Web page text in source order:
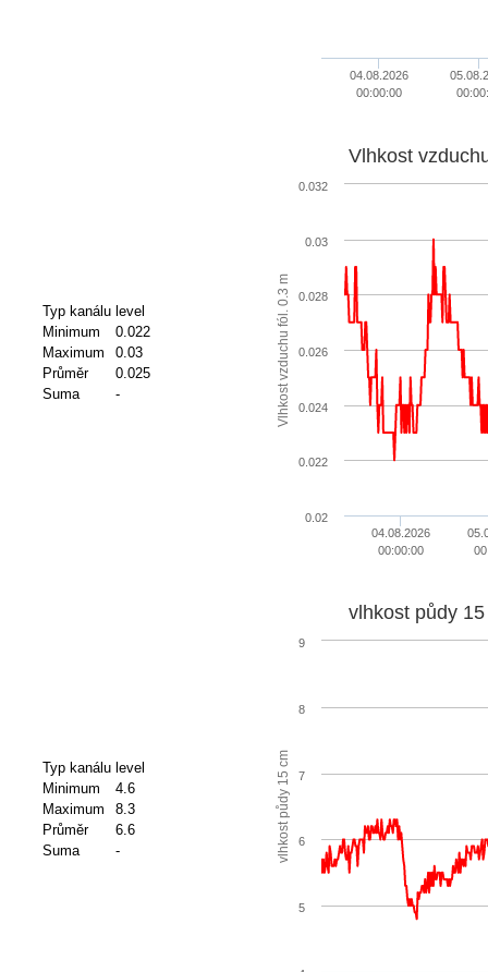
04.08.2026
00:00:00
Typ kanálu level
Minimum
0.022
Maximum
0.03
Průměr
0.025
Suma
- V
l
h
k
o
s
t
v
z
d
u
c
h
u
f
ó
l
.
0
.
3
m
04.08.2026
00:00:00
0.02
0.022
0.024
0.026
0.028
0.03
0.032
Typ kanálu level
Minimum
4.6
Maximum
8.3
Průměr
6.6
Suma
- vlhkost půdy 15 cm
vlhkost půdy
5
6
7
8
9